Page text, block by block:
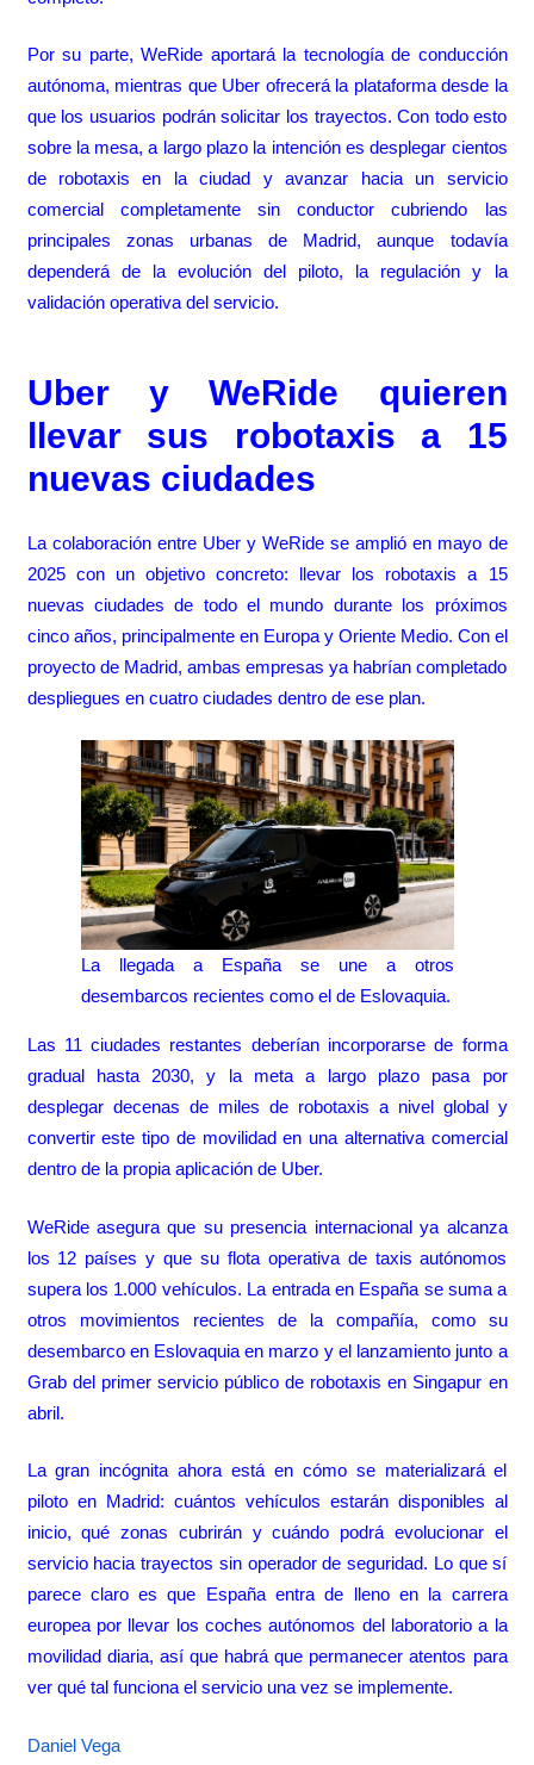
Por su parte, WeRide aportará la tecnología de conducción
autónoma, mientras que Uber ofrecerá la plataforma desde la
que los usuarios podrán solicitar los trayectos. Con todo esto
sobre la mesa, a largo plazo la intención es desplegar cientos
de robotaxis en la ciudad y avanzar hacia un servicio
comercial completamente sin conductor cubriendo las
principales zonas urbanas de Madrid, aunque todavía
dependerá de la evolución del piloto, la regulación y la
validación operativa del servicio.
Uber y WeRide quieren
llevar sus robotaxis a 15
nuevas ciudades
La colaboración entre Uber y WeRide se amplió en mayo de
2025 con un objetivo concreto: llevar los robotaxis a 15
nuevas ciudades de todo el mundo durante los próximos
cinco años, principalmente en Europa y Oriente Medio. Con el
proyecto de Madrid, ambas empresas ya habrían completado
despliegues en cuatro ciudades dentro de ese plan.
La llegada a España se une a otros
desembarcos recientes como el de Eslovaquia.
Las 11 ciudades restantes deberían incorporarse de forma
gradual hasta 2030, y la meta a largo plazo pasa por
desplegar decenas de miles de robotaxis a nivel global y
convertir este tipo de movilidad en una alternativa comercial
dentro de la propia aplicación de Uber.
WeRide asegura que su presencia internacional ya alcanza
los 12 países y que su flota operativa de taxis autónomos
supera los 1.000 vehículos. La entrada en España se suma a
otros movimientos recientes de la compañía, como su
desembarco en Eslovaquia en marzo y el lanzamiento junto a
Grab del primer servicio público de robotaxis en Singapur en
abril.
La gran incógnita ahora está en cómo se materializará el
piloto en Madrid: cuántos vehículos estarán disponibles al
inicio, qué zonas cubrirán y cuándo podrá evolucionar el
servicio hacia trayectos sin operador de seguridad. Lo que sí
parece claro es que España entra de lleno en la carrera
europea por llevar los coches autónomos del laboratorio a la
movilidad diaria, así que habrá que permanecer atentos para
ver qué tal funciona el servicio una vez se implemente.
Daniel Vega